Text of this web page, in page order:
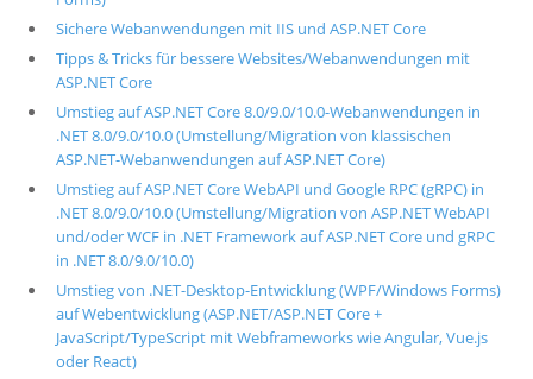
Sichere Webanwendungen mit IIS und ASP.NET Core
Tipps & Tricks für bessere Websites/Webanwendungen mit
ASP.NET Core
Umstieg auf ASP.NET Core 8.0/9.0/10.0-Webanwendungen in
.NET 8.0/9.0/10.0 (Umstellung/Migration von klassischen
ASP.NET-Webanwendungen auf ASP.NET Core)
Umstieg auf ASP.NET Core WebAPI und Google RPC (gRPC) in
.NET 8.0/9.0/10.0 (Umstellung/Migration von ASP.NET WebAPI
und/oder WCF in .NET Framework auf ASP.NET Core und gRPC
in .NET 8.0/9.0/10.0)
Umstieg von .NET-Desktop-Entwicklung (WPF/Windows Forms)
auf Webentwicklung (ASP.NET/ASP.NET Core +
JavaScript/TypeScript mit Webframeworks wie Angular, Vue.js
oder React)